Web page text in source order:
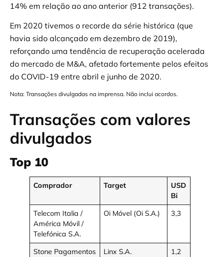
14% em relação ao ano anterior (912 transações).
Em 2020 tivemos o recorde da série histórica (que
havia sido alcançado em dezembro de 2019),
reforçando uma tendência de recuperação acelerada
do mercado de M&A, afetado fortemente pelos efeitos
do COVID-19 entre abril e junho de 2020.
Nota: Transações divulgadas na imprensa. Não inclui acordos.
Transações com valores
divulgados
Top 10
Comprador Target
USD
Bi
Telecom Italia /
América Móvil /
Telefónica S.A.
Oi Móvel (Oi S.A.) 3,3
Stone Pagamentos
Linx S.A. 1,2